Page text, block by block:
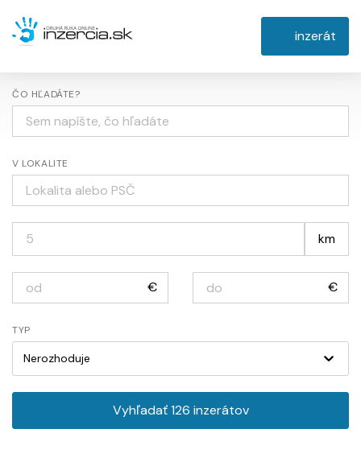
inzerát
ČO HĽADÁTE?
V LOKALITE
km
€ €
TYP
Nerozhoduje
Vyhľadať126 inzerátov